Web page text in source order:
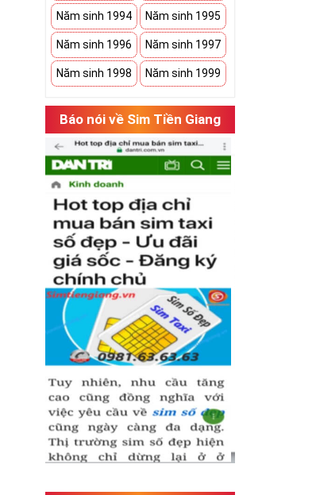
Năm sinh 1994 Năm sinh 1995
Năm sinh 1996 Năm sinh 1997
Năm sinh 1998 Năm sinh 1999
Báo nói về Sim Tiền Giang